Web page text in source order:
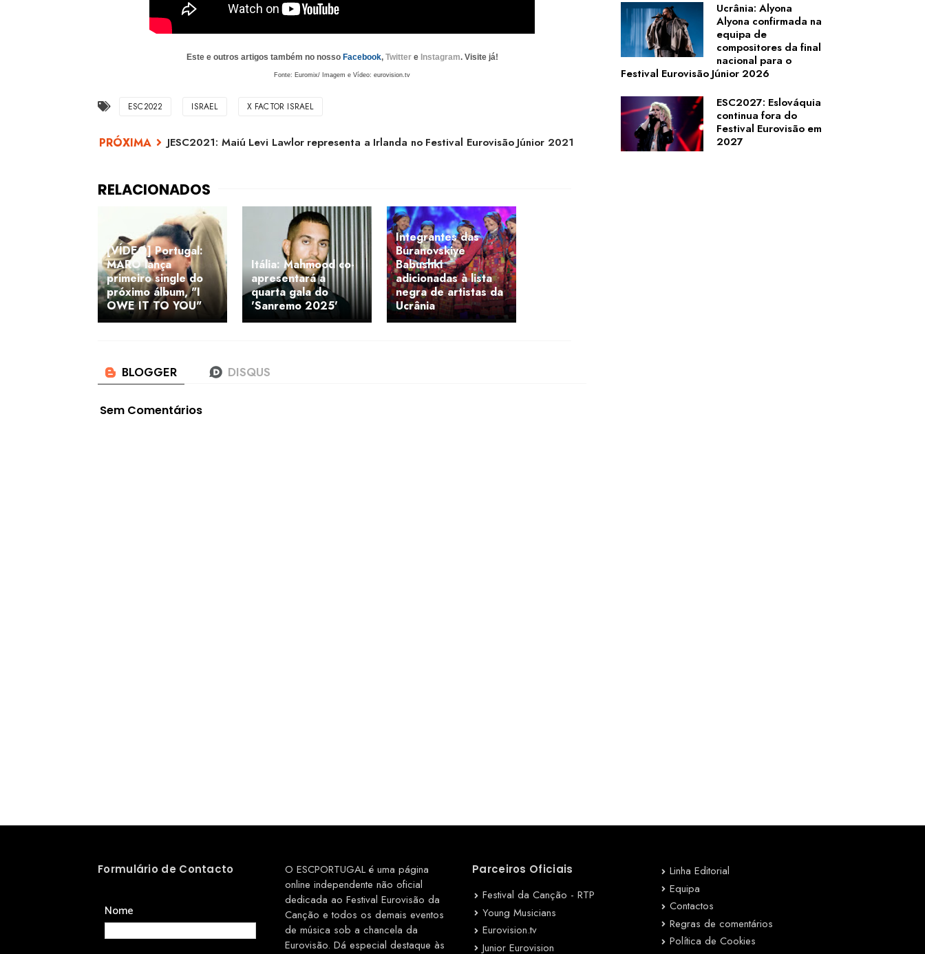
Este e outros artigos também no nosso Facebook, Twittere Instagram. Visite já!
Fonte: Euromix/ Imagem e Vídeo: eurovision.tv
ESC2022 ISRAEL X FACTOR ISRAEL
JESC2021: Maiú Levi Lawlor representa a Irlanda no Festival Eurovisão Júnior 2021
[VÍDEO] Portugal:
MARO lança
primeiro single do
próximo álbum, "I
OWE IT TO YOU"
Itália: Mahmood co-
apresentará a
quarta gala do
'Sanremo 2025'
Integrantes das
Buranovskiye
Babushki
adicionadas à lista
negra de artistas da
Ucrânia
Sem Comentários
Ucrânia: Alyona
Alyona confirmada na
equipa de
compositores da final
nacional para o
Festival Eurovisão Júnior 2026
ESC2027: Eslováquia
continua fora do
Festival Eurovisão em
2027
Formulário de Contacto
Nome
O ESCPORTUGAL é uma página
online independente não oficial
dedicada ao Festival Eurovisão da
Canção e todos os demais eventos
de música sob a chancela da
Eurovisão. Dá especial destaque às
Parceiros Oficiais
Festival da Canção - RTP
Young Musicians
Eurovision.tv
Junior Eurovision
Linha Editorial
Equipa
Contactos
Regras de comentários
Política de Cookies